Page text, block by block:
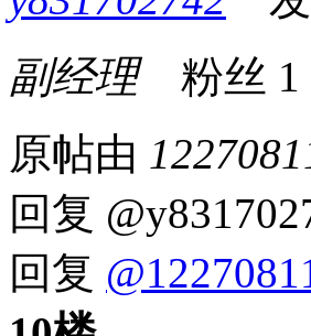
副经理粉丝 1
原帖由
回复
回复